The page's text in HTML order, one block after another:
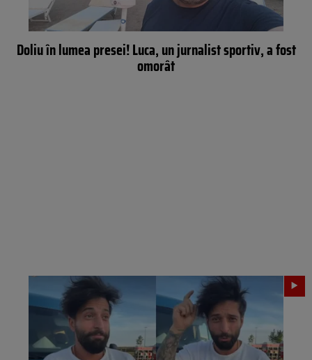
Doliu în lumea presei! Luca, un jurnalist sportiv, a fost
omorât